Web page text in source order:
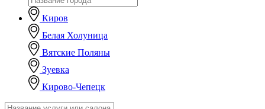
Киров
Белая Холуница
Вятские Поляны
Зуевка
Кирово-Чепецк